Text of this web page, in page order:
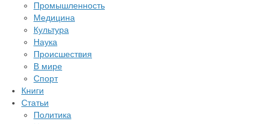
Промышленность
Медицина
Культура
Наука
Происшествия
В мире
Спорт
Книги
Статьи
Политика